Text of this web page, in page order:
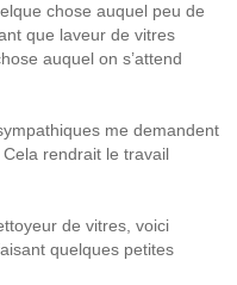
chose auquel peu de
que laveur de vitres
auquel on s’attend
me demandent
Cela rendrait le travail
de vitres, voici
quelques petites